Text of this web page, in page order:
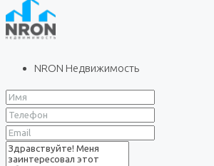
NRON Недвижимость